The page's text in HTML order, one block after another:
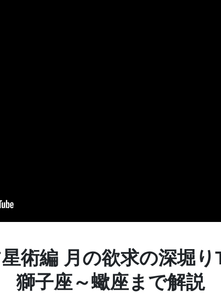
術編 月の欲求の深堀り
獅子座～蠍座まで解説